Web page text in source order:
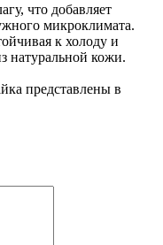
что добавляет
микроклимата.
к холоду и
натуральной кожи.
представлены в